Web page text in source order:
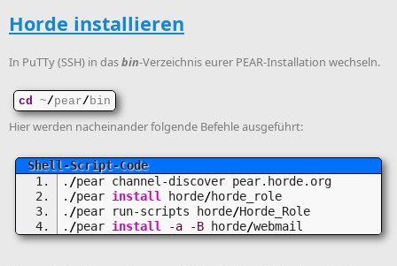
Horde installieren
In PuTTy (SSH) in dasbin-Verzeichnis eurer PEAR-Installation wechseln.
cd ~/pear/ bin
Hier werden nacheinander folgende Befehle ausgeführt:
. /pear channel-discover pear.horde.org
. /pear install horde/horde_role
. /pear run-scripts horde/Horde_Role
. /pear install -a -B horde/webmail